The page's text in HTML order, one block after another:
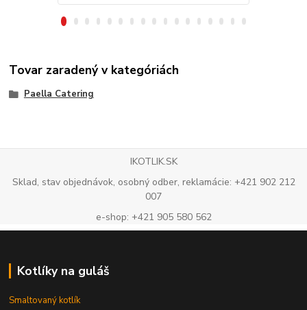
Tovar zaradený v kategóriách
Paella Catering
IKOTLIK.SK
Sklad, stav objednávok, osobný odber, reklamácie: +421 902 212
007
e-shop: +421 905 580 562
Kotlíky na guláš
Smaltovaný kotlík